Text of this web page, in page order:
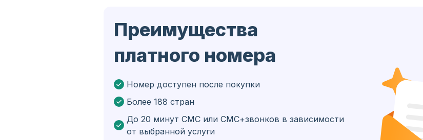
Алжир
Чехия
Гвинея
Эфиопия
Бразилия
Преимущества
платного номера
Номер доступен после покупки
Более 188 стран
До 20 минут СМС или СМС+звонков в зависимости
от выбранной услуги